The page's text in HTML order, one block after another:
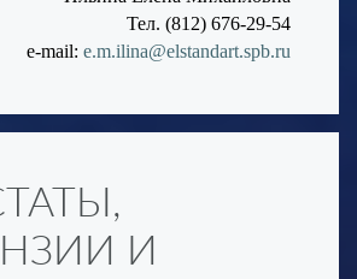
Тел. (812) 676-29-54
e-mail: e.m.ilina@elstandart.spb.ru
И